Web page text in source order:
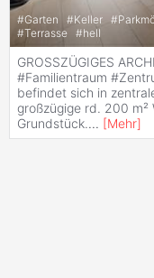
#Garten #Keller #
#Terrasse #hell
GROSSZÜGIGES
#Familientraum
befindet sich in
großzügige rd. 200 m²
Grundstück.... [Mehr]